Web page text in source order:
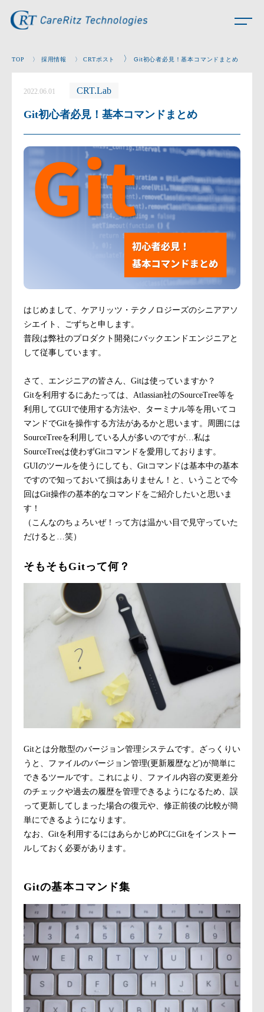
TOP 〉 採用情報 〉CRTポスト 〉Git初心者必見！基本コマンドまとめ
2022.06.01 CRT.Lab
Git初心者必見！基本コマンドまとめ
はじめまして、ケアリッツ・テクノロジーズのシニアアソ
シエイト、ごずちと申します。
普段は弊社のプロダクト開発にバックエンドエンジニアと
して従事しています。
さて、エンジニアの皆さん、Gitは使っていますか？
Gitを利用するにあたっては、Atlassian社のSourceTree等を
利用してGUIで使用する方法や、ターミナル等を用いてコ
マンドでGitを操作する方法があるかと思います。周囲には
SourceTreeを利用している人が多いのですが…私は
SourceTreeは使わずGitコマンドを愛用しております。
GUIのツールを使うにしても、Gitコマンドは基本中の基本
ですので知っておいて損はありません！と、いうことで今
回はGit操作の基本的なコマンドをご紹介したいと思いま
す！
（こんなのちょろいぜ！って方は温かい目で見守っていた
だけると…笑）
そもそもGitって何？
Gitとは分散型のバージョン管理システムです。ざっくりい
うと、ファイルのバージョン管理(更新履歴など)が簡単に
できるツールです。これにより、ファイル内容の変更差分
のチェックや過去の履歴を管理できるようになるため、誤
って更新してしまった場合の復元や、修正前後の比較が簡
単にできるようになります。
なお、Gitを利用するにはあらかじめPCにGitをインストー
ルしておく必要があります。
Gitの基本コマンド集